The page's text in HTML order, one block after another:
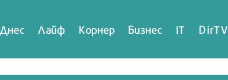
Днес Лайф Корнер Бизнес IT DirTV